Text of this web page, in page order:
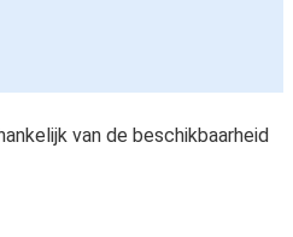
van de beschikbaarheid